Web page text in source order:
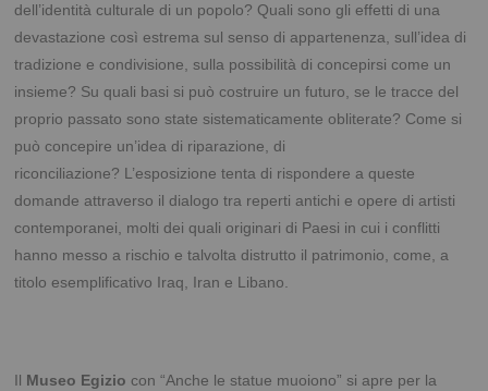
dell’identità culturale di un popolo? Quali sono gli effetti di una
devastazione così estrema sul senso di appartenenza, sull’idea di
tradizione e condivisione, sulla possibilità di concepirsi come un
insieme? Su quali basi si può costruire un futuro, se le tracce del
proprio passato sono state sistematicamente obliterate? Come si
può concepire un’idea di riparazione, di
riconciliazione? L’esposizione tenta di rispondere a queste
domande attraverso il dialogo tra reperti antichi e opere di artisti
contemporanei, molti dei quali originari di Paesi in cui i conflitti
hanno messo a rischio e talvolta distrutto il patrimonio, come, a
titolo esemplificativo Iraq, Iran e Libano.
Il Museo Egizio con “Anche le statue muoiono” si apre per la